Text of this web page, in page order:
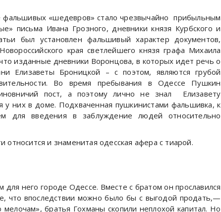
фальшивых «шедевров» стало чрезвычайно прибыльным
письма Ивана Грозного, дневники князя Курбского и
был установлен фальшивый характер документов,
края светлейшего князя графа Михаила
изданные дневники Воронцова, в которых идет речь о
Елизаветы Броницкой – с поэтом, являются грубой
Во время пребывания в Одессе Пушкин
пост, а поэтому лично не знал Елизавету
у них в доме. Подхваченная пушкинистами фальшивка, к
для введения в заблуждение людей относительно
и знаменитая одесская афера с тиарой.
него городе Одессе. Вместе с братом он прославился
что впоследствии можно было бы с выгодой продать,—
братья Гохманы скопили неплохой капитал. Но